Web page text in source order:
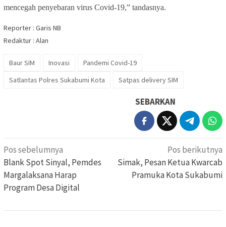
mencegah penyebaran virus Covid-19,” tandasnya.
Reporter : Garis NB
Redaktur : Alan
Baur SIM Inovasi
Pandemi Covid-19
Satlantas Polres Sukabumi Kota
Satpas delivery SIM
SEBARKAN
Navigasi
pos
Pos sebelumnya
Blank Spot Sinyal, Pemdes
Margalaksana Harap
Program Desa Digital
Pos berikutnya
Simak, Pesan Ketua Kwarcab
Pramuka Kota Sukabumi